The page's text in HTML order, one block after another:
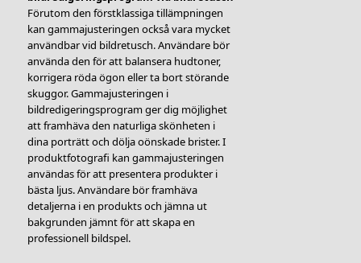
Förutom den förstklassiga tillämpningen
kan gammajusteringen också vara mycket
användbar vid bildretusch. Användare bör
använda den för att balansera hudtoner,
korrigera röda ögon eller ta bort störande
skuggor. Gammajusteringen i
bildredigeringsprogram ger dig möjlighet
att framhäva den naturliga skönheten i
dina porträtt och dölja oönskade brister. I
produktfotografi kan gammajusteringen
användas för att presentera produkter i
bästa ljus. Användare bör framhäva
detaljerna i en produkts och jämna ut
bakgrunden jämnt för att skapa en
professionell bildspel.